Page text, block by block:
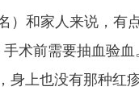
）和家人来说，有
术前需要抽血验血
身上也没有那种红